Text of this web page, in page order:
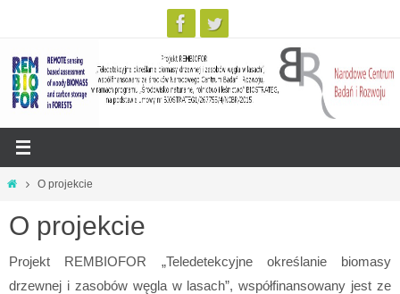
Przejdź
treści
StronaO projekcie
O projekcie
Projekt REMBIOFOR „Teledetekcyjne określanie biomasy
drzewnej i zasobów węgla w lasach”, współfinansowany jest ze